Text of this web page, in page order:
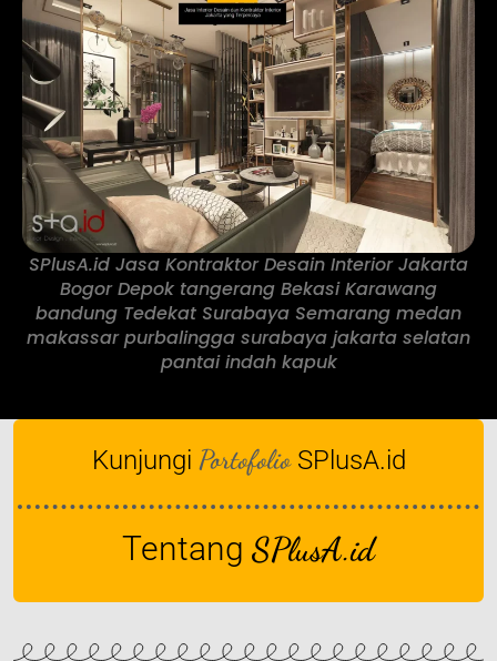
SPlusA.id Jasa Kontraktor Desain Interior Jakarta
Bogor Depok tangerang Bekasi Karawang
bandung Tedekat Surabaya Semarang medan
makassar purbalingga surabaya jakarta selatan
pantai indah kapuk
Kunjungi Portofolio SPlusA.id
Tentang SPlusA.id